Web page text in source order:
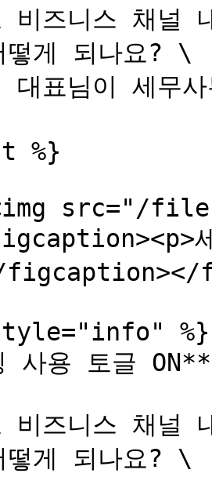
비즈니스 채널
떻게 되나요? \
표님이 세무
%}
src="/files/
세
%}
사용 토글 ON**
즈니스 채널
떻게 되나요? \